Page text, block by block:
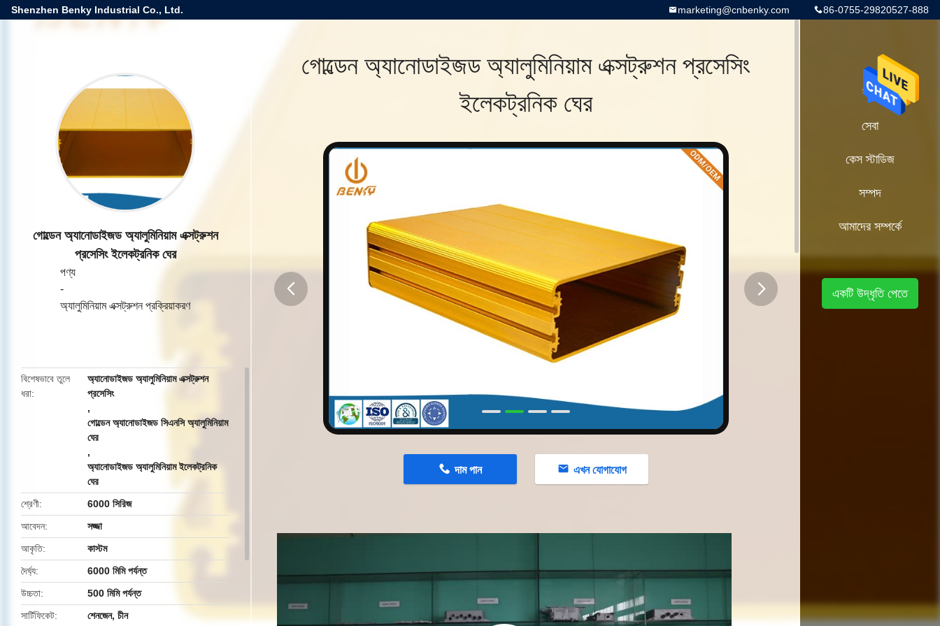
Shenzhen Benky Industrial Co., Ltd. 86-0755-29820527-888
marketing@cnbenky.com
গোল্ডেন অ্যানোডাইজড অ্যালুমিনিয়াম এক্সট্রুশন
প্রসেসিং ইলেকট্রনিক ঘের
পণ্য
-
অ্যালুমিনিয়াম এক্সট্রুশন প্রক্রিয়াকরণ
বিশেষভাবে তুলে
ধরা
অ্যানোডাইজড অ্যালুমিনিয়াম এক্সট্রুশন
প্রসেসিং
,
গোল্ডেন অ্যানোডাইজড সিএনসি অ্যালুমিনিয়াম
ঘের
,
অ্যানোডাইজড অ্যালুমিনিয়াম ইলেকট্রনিক
ঘের
শ্রেণী
6000 সিরিজ
আবেদন
সজ্জা
আকৃতি
কাস্টম
দৈর্ঘ্য
6000 মিমি পর্যন্ত
উচ্চতা
500 মিমি পর্যন্ত
সার্টিফিকেট
শেনজেন, চীন
গোল্ডেন অ্যানোডাইজড অ্যালুমিনিয়াম এক্সট্রুশন প্রসেসিং
ইলেকট্রনিক ঘের
দাম পান এখন যোগাযোগ
বাড়ি
সেবা
কেস স্টাডিজ
সম্পদ
আমাদের সম্পর্কে
একটি উদ্ধৃতি পেতে